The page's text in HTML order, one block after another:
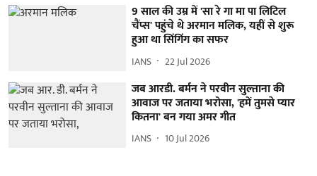
9 साल की उम्र में 'सा रे गा मा पा लिटिल
चैंप्स' पहुंचे थे अरमान मलिक, यहीं से शुरू
हुआ था सिंगिंग का सफर
IANS 22 Jul 2026
जब आरडी. बर्मन ने परवीन सुल्ताना की
आवाज पर जताया भरोसा, 'हमें तुमसे प्यार
कितना' बन गया अमर गीत
IANS 10 Jul 2026